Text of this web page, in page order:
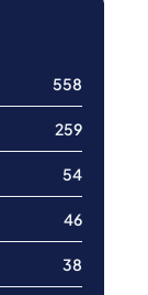
558
259
54
46
38